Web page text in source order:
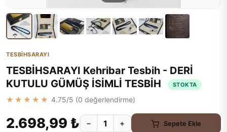
TESBİHSARAYI
TESBİHSARAYI Kehribar Tesbih - DERİ
KUTULU GÜMÜŞ İSİMLİ TESBİH
STOKTA
★★★★★ 4.75/5 (0 değerlendirme)
2.698,99 ₺ − + Sepete Ekle